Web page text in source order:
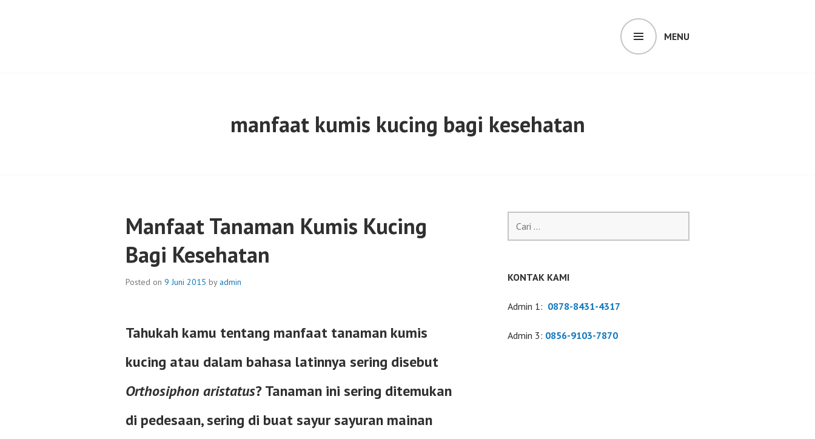
MENU
manfaat kumis kucing bagi kesehatan
Manfaat Tanaman Kumis Kucing
Bagi Kesehatan
Posted on 9 Juni 2015 by admin
Tahukah kamu tentang manfaat tanaman kumis
kucing atau dalam bahasa latinnya sering disebut
Orthosiphon aristatus? Tanaman ini sering ditemukan
di pedesaan, sering di buat sayur sayuran mainan
untuk:
KONTAK KAMI
Admin 1: 0878-8431-4317
Admin 3: 0856-9103-7870